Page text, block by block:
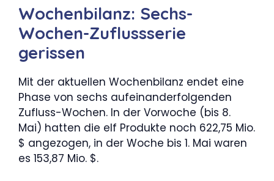
Wochenbilanz: Sechs-
Wochen-Zuflussserie
gerissen
Mit der aktuellen Wochenbilanz endet eine
Phase von sechs aufeinanderfolgenden
Zufluss-Wochen. In der Vorwoche (bis 8.
Mai) hatten die elf Produkte noch 622,75 Mio.
$ angezogen, in der Woche bis 1. Mai waren
es 153,87 Mio. $.